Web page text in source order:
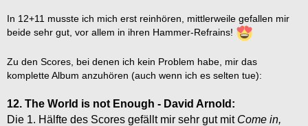
In 12+11 musste ich mich erst reinhören, mittlerweile gefallen mir
beide sehr gut, vor allem in ihren Hammer-Refrains!
Zu den Scores, bei denen ich kein Problem habe, mir das
komplette Album anzuhören (auch wenn ich es selten tue):
12. The World is not Enough - David Arnold:
Die 1. Hälfte des Scores gefällt mir sehr gut mit Come in,